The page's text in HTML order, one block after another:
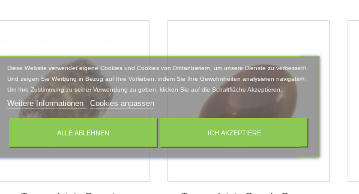
Diese Website verwendet eigene Cookies und Cookies von Drittanbietern, um unsere Dienste zu verbessern.
Und zeigen Sie Werbung in Bezug auf Ihre Vorlieben, indem Sie Ihre Gewohnheiten analysieren navigation.
Um Ihre Zustimmung zu seiner Verwendung zu geben, klicken Sie auf die Schaltfläche Akzeptieren.
Weitere Informationen Cookies anpassen
ALLE ABLEHNEN ICH AKZEPTIERE